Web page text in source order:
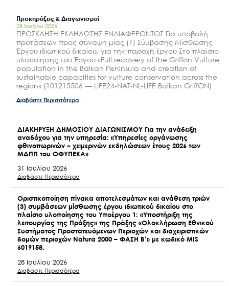
Προκηρύξεις & Διαγωνισμοί
28 Ιουλίου 2026
ΠΡΟΣΚΛΗΣΗ ΕΚΔΗΛΩΣΗΣ ΕΝΔΙΑΦΕΡΟΝΤΟΣ Για υποβολή
προτάσεων προς σύναψη μίας (1) Σύμβασης Μίσθωσης
Έργου ιδιωτικού δικαίου, για την παροχή έργου Στο πλαίσιο
υλοποίησης του Έργου «Full recovery of the Griffon Vulture
population in the Balkan Peninsula and creation of
sustainable capacities for vulture conservation across the
region» (101215506 — LIFE24-NAT-NL-LIFE Balkan GriffON)
Διαβάστε Περισσότερα
ΔΙΑΚΗΡΥΞΗ ΔΗΜΟΣΙΟΥ ΔΙΑΓΩΝΙΣΜΟΥ Για την ανάδειξη
αναδόχου για την υπηρεσία: «Υπηρεσίες οργάνωσης
φθινοπωρινών – χειμερινών εκδηλώσεων έτους 2026 των
ΜΔΠΠ του ΟΦΥΠΕΚΑ»
31 Ιουλίου 2026
Διαβάστε Περισσότερα
Οριστικοποίηση πίνακα αποτελεσμάτων και ανάθεση τριών
(3) συμβάσεων μίσθωσης έργου ιδιωτικού δικαίου στο
πλαίσιο υλοποίησης του Υποέργου 1: «Υποστήριξη της
λειτουργίας της Πράξης» της Πράξης «Ολοκλήρωση Εθνικού
Συστήματος Προστατευόμενων Περιοχών και διαχειριστικών
δομών περιοχών Natura 2000 – ΦΑΣΗ Β’» με κωδικό MIS
6019158.
28 Ιουλίου 2026
Διαβάστε Περισσότερα